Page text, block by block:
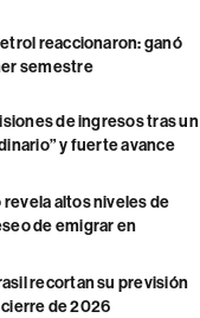
reaccionaron: ganó
semestre
de ingresos tras un
y fuerte avance
altos niveles de
de emigrar en
recortan su previsión
cierre de 2026